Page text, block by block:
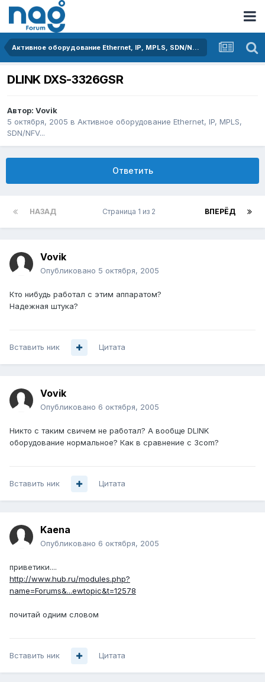
Активное оборудование Ethernet, IP, MPLS, SDN/NFV...
DLINK DXS-3326GSR
Автор: Vovik
5 октября, 2005 в Активное оборудование Ethernet, IP, MPLS,
SDN/NFV...
Ответить
НАЗАД ВПЕРЁД
Страница 1 из 2
Vovik
Опубликовано 5 октября, 2005
Кто нибудь работал с этим аппаратом?
Надежная штука?
Вставить ник Цитата
Vovik
Опубликовано 6 октября, 2005
Никто с таким свичем не работал? А вообще DLINK
оборудование нормальное? Как в сравнение с 3com?
Вставить ник Цитата
Kaena
Опубликовано 6 октября, 2005
приветики....
http://www.hub.ru/modules.php?
name=Forums&...ewtopic&t=12578
почитай одним словом
Вставить ник Цитата